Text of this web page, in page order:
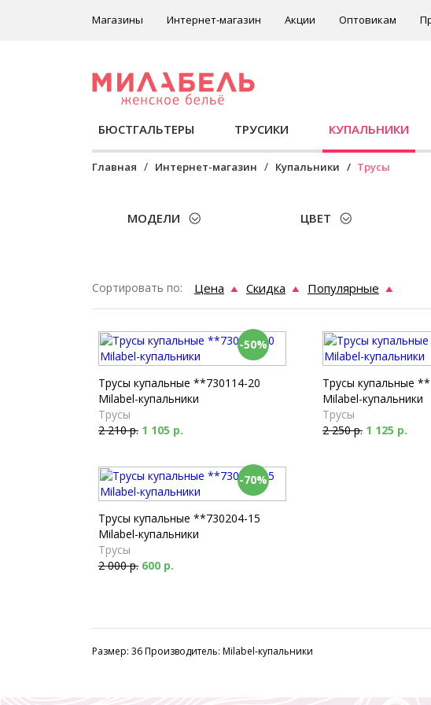
Магазины Интернет-магазин Акции Оптовикам
БЮСТГАЛЬТЕРЫ ТРУСИКИ КУПАЛЬНИКИ
Главная Интернет-магазин Купальники Трусы
МОДЕЛИ ЦВЕТ
Сортировать по: Цена Скидка Популярные
-50%
Трусы купальные **730114-20
Milabel-купальники
Трусы
2 210 р. 1 105 р.
Трусы купальные
Milabel-купальники
Трусы
2 250 р. 1 125 р.
-70%
Трусы купальные **730204-15
Milabel-купальники
Трусы
2 000 р. 600 р.
Размер: 36 Производитель: Milabel-купальники